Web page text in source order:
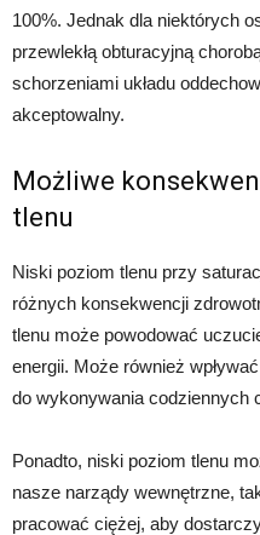
100%. Jednak dla niektórych
przewlekłą obturacyjną
schorzeniami układu
akceptowalny.
Możliwe
tlenu
Niski poziom tlenu przy
różnych konsekwencji
tlenu może powodować
energii. Może również
do wykonywania codziennych
Ponadto, niski poziom tlenu
nasze narządy wewnętrzne,
pracować ciężej, aby